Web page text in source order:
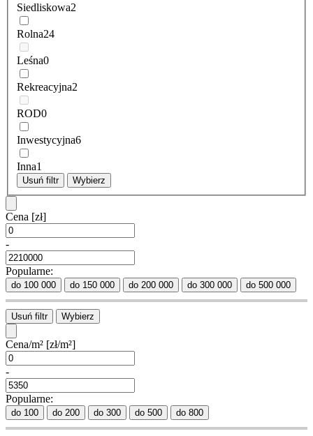
Siedliskowa2
Rolna24
Leśna0
Rekreacyjna2
ROD0
Inwestycyjna6
Inna1
Usuń filtr Wybierz
Cena [zł]
-
Popularne:
do 100 000 do 150 000 do 200 000 do 300 000 do 500 000
Usuń filtr Wybierz
Cena/m² [zł/m²]
-
Popularne:
do 100 do 200 do 300 do 500 do 800